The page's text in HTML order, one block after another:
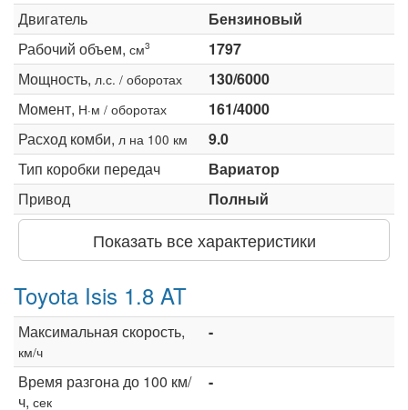
Двигатель
Бензиновый
Рабочий объем, см3
1797
Мощность, л.с. / оборотах
130/6000
Момент, Н·м / оборотах
161/4000
Расход комби, л на 100 км
9.0
Тип коробки передач
Вариатор
Привод
Полный
Показать все характеристики
Toyota Isis 1.8 AT
Максимальная скорость,
км/ч
-
Время разгона до 100 км/
ч, сек
-